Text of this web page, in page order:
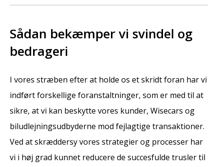
Sådan bekæmper vi svindel og
bedrageri
I vores stræben efter at holde os et skridt foran har vi
indført forskellige foranstaltninger, som er med til at
sikre, at vi kan beskytte vores kunder, Wisecars og
biludlejningsudbyderne mod fejlagtige transaktioner.
Ved at skræddersy vores strategier og processer har
vi i høj grad kunnet reducere de succesfulde trusler til